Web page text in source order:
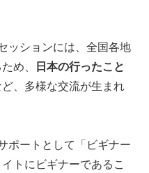
ッションには、全国各地
め、
日本の行ったこと
、多様な交流が生まれ
ポートとして「ビギナー
トにビギナーであるこ